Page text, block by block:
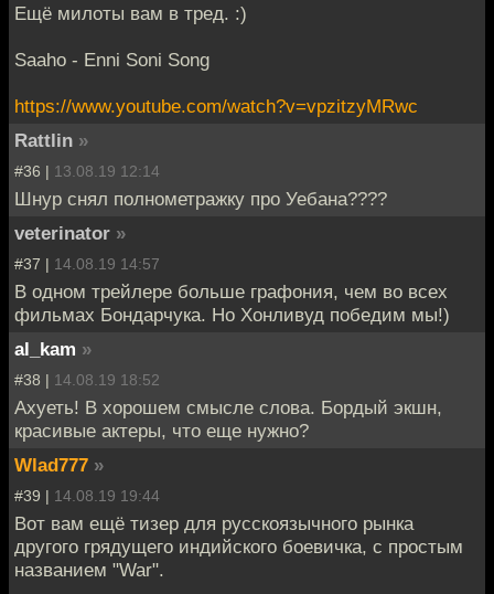
Ещё милоты вам в тред. :)
Saaho - Enni Soni Song
https://www.youtube.com/watch?v=vpzitzyMRwc
Rattlin »
#36 | 13.08.19 12:14
Шнур снял полнометражку про Уебана????
veterinator »
#37 | 14.08.19 14:57
В одном трейлере больше графония, чем во всех
фильмах Бондарчука. Но Хонливуд победим мы!)
al_kam »
#38 | 14.08.19 18:52
Ахуеть! В хорошем смысле слова. Бордый экшн,
красивые актеры, что еще нужно?
Wlad777 »
#39 | 14.08.19 19:44
Вот вам ещё тизер для русскоязычного рынка
другого грядущего индийского боевичка, с простым
названием "War".